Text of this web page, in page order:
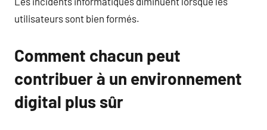
utilisateurs sont bien formés.
Comment chacun peut
contribuer à un environnement
digital plus sûr